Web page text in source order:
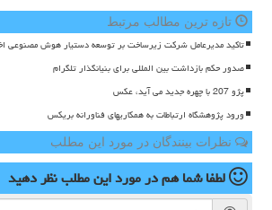
تازه ترین مطالب مرتبط
تاکید مدیرعامل شرکت زیرساخت بر توسعه دستیار هوش مصنوعی
صدور حکم بازداشت بین المللی برای بنیانگذار تلگرام
پژو 207 با چهره جدید می آید، عکس
ورود پژوهشگاه ارتباطات به همکاریهای فناورانه بریکس
نظرات بینندگان در مورد این مطلب
لطفا شما همدر مورد این مطلبنظر دهید